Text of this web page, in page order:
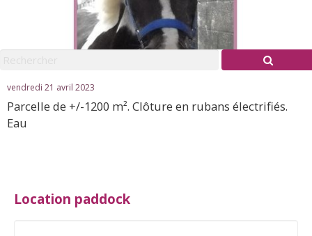
Mon compte
vendredi 21 avril 2023
Parcelle de +/-1200 m². Clôture en rubans électrifiés.
Eau
Location paddock